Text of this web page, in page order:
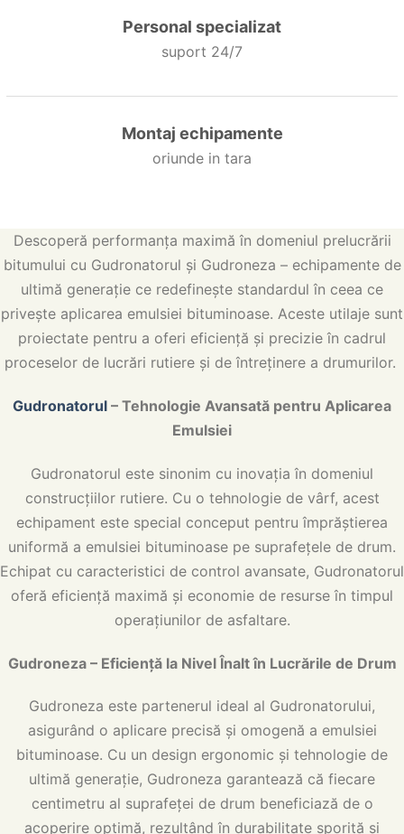
Personal specializat
suport 24/7
Montaj echipamente
oriunde in tara
Descoperă performanța maximă în domeniul prelucrării
bitumului cu Gudronatorul și Gudroneza – echipamente de
ultimă generație ce redefinește standardul în ceea ce
privește aplicarea emulsiei bituminoase. Aceste utilaje sunt
proiectate pentru a oferi eficiență și precizie în cadrul
proceselor de lucrări rutiere și de întreținere a drumurilor.
Gudronatorul – Tehnologie Avansată pentru Aplicarea
Emulsiei
Gudronatorul este sinonim cu inovația în domeniul
construcțiilor rutiere. Cu o tehnologie de vârf, acest
echipament este special conceput pentru împrăștierea
uniformă a emulsiei bituminoase pe suprafețele de drum.
Echipat cu caracteristici de control avansate, Gudronatorul
oferă eficiență maximă și economie de resurse în timpul
operațiunilor de asfaltare.
Gudroneza – Eficiență la Nivel Înalt în Lucrările de Drum
Gudroneza este partenerul ideal al Gudronatorului,
asigurând o aplicare precisă și omogenă a emulsiei
bituminoase. Cu un design ergonomic și tehnologie de
ultimă generație, Gudroneza garantează că fiecare
centimetru al suprafeței de drum beneficiază de o
acoperire optimă, rezultând în durabilitate sporită și